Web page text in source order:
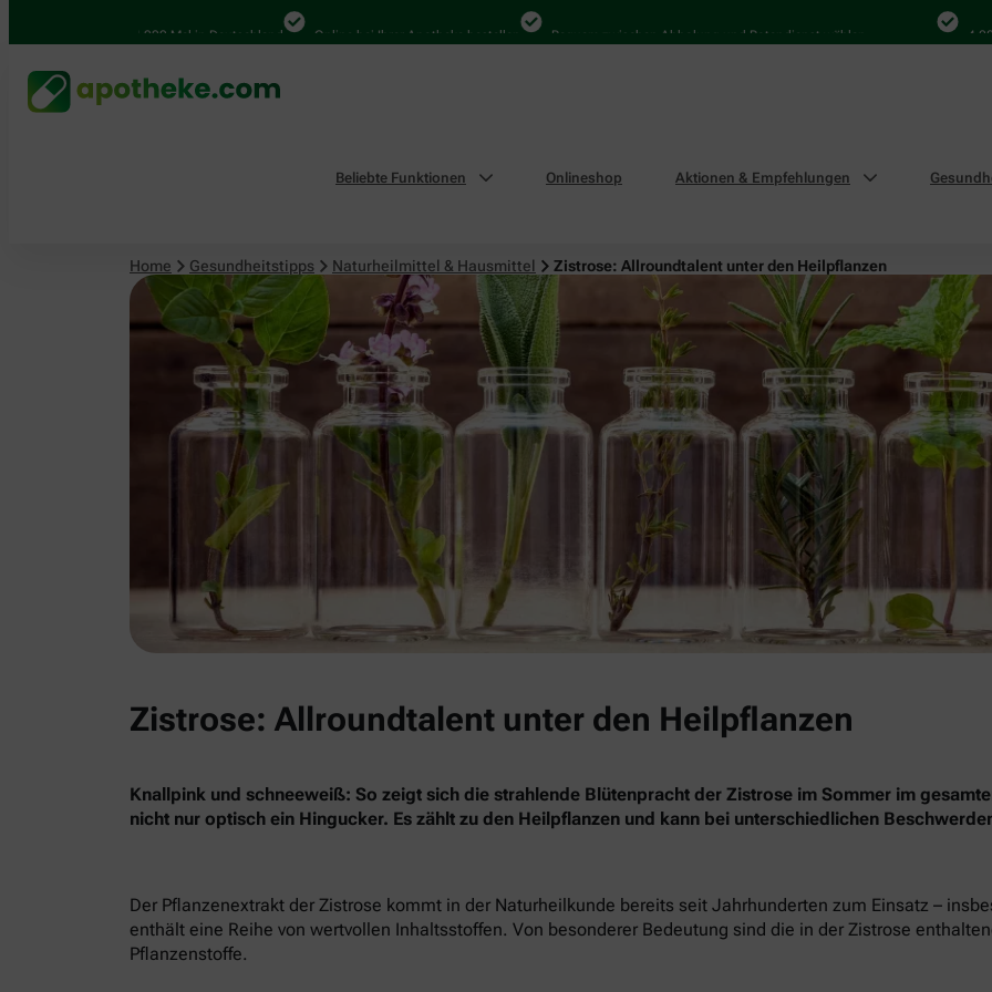
4.000 Mal in Deutschland Online bei Ihrer Apotheke bestellen Bequem zwischen Abholung und Botendienst wählen 4.000
Beliebte Funktionen Onlineshop Aktionen & Empfehlungen
Home Gesundheitstipps Naturheilmittel & Hausmittel Zistrose: Allroundtalent unter den Heilpflanzen
Naturheilmittel & Hausmittel
Zistrose: Allroundtalent unter den Heilpflanzen
Knallpink und schneeweiß: So zeigt sich die strahlende Blütenpracht der Zistrose im Sommer im
nicht nur optisch ein Hingucker. Es zählt zu den Heilpflanzen und kann bei unterschiedlichen
Der Pflanzenextrakt der Zistrose kommt in der Naturheilkunde bereits seit Jahrhunderten zum Einsatz –
enthält eine Reihe von wertvollen Inhaltsstoffen. Von besonderer Bedeutung sind die in der Zistrose
Pflanzenstoffe.